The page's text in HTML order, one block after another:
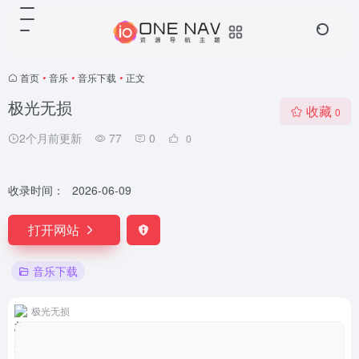
首页 • 音乐 • 音乐下载 • 正文
极光无损
2个月前更新 77 0 0
收藏 0
收录时间： 2026-06-09
打开网站
音乐下载
极光无损